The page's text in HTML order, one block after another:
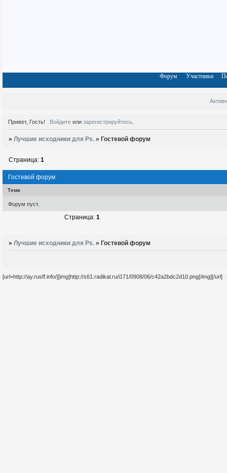
Форум Участники
Привет, Гость! Войдитеили зарегистрируйтесь.
»Лучшие исходники для Ps. » Гостевой форум
Гостевой форум
Страница:1
Тема
Форум пуст.
Страница:1
»Лучшие исходники для Ps. » Гостевой форум
[url=http://ay.rusff.info/][img]http://s61.radikal.ru/i171/0908/06/c42a2bdc2d10.png[/img][/url]